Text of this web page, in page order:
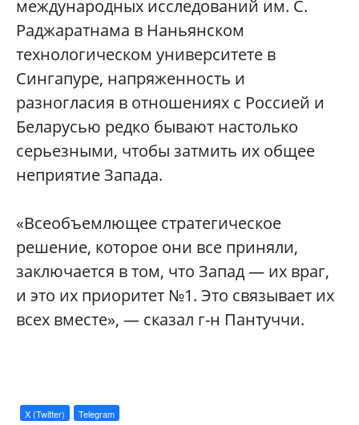
международных исследований им. С.
Раджаратнама в Наньянском
технологическом университете в
Сингапуре, напряженность и
разногласия в отношениях с Россией и
Беларусью редко бывают настолько
серьезными, чтобы затмить их общее
неприятие Запада.
«Всеобъемлющее стратегическое
решение, которое они все приняли,
заключается в том, что Запад — их враг,
и это их приоритет №1. Это связывает их
всех вместе», — сказал г-н Пантуччи.
X (Twitter) Telegram